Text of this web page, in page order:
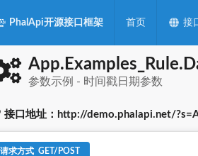
PhalApi开源接口框架 首页 接
参数示例 - 时间戳日期参数
接口地址：http://demo.phalapi.net/
请求方式 GET/POST